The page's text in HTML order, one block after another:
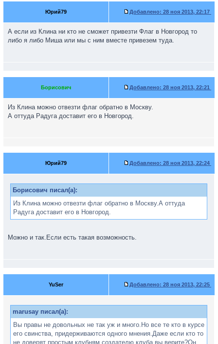
Юрий79 Добавлено: 28 ноя 2013, 22:17
А если из Клина ни кто не сможет привезти Флаг в Новгород то
либо я либо Миша или мы с ним вместе привезем туда.
Борисович Добавлено: 28 ноя 2013, 22:21
Из Клина можно отвезти флаг обратно в Москву.
А оттуда Радуга доставит его в Новгород.
Юрий79 Добавлено: 28 ноя 2013, 22:24
Борисович писал(а):
Из Клина можно отвезти флаг обратно в Москву.А оттуда
Радуга доставит его в Новгород.
Можно и так.Если есть такая возможность.
YuSer Добавлено: 28 ноя 2013, 22:25
marusay писал(а):
Вы правы не довольных не так уж и много.Но все те кто в курсе
его свинства, придерживаются одного мнения.Даже если кто то
не доверят простым клубням,создателю клуба вы верите?Он